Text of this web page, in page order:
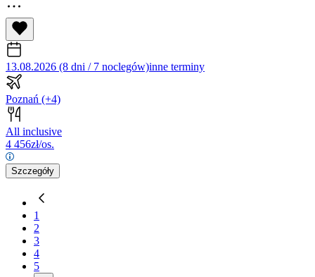
13.08.2026 (8 dni / 7 noclegów)inne terminy
Poznań (+4)
All inclusive
4 456zł/os.
Szczegóły
1
2
3
4
5